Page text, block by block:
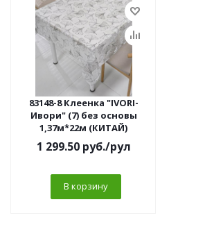
83148-8 Клеенка "IVORI-
Ивори" (7) без основы
1,37м*22м (КИТАЙ)
1 299.50руб./рул
В корзину